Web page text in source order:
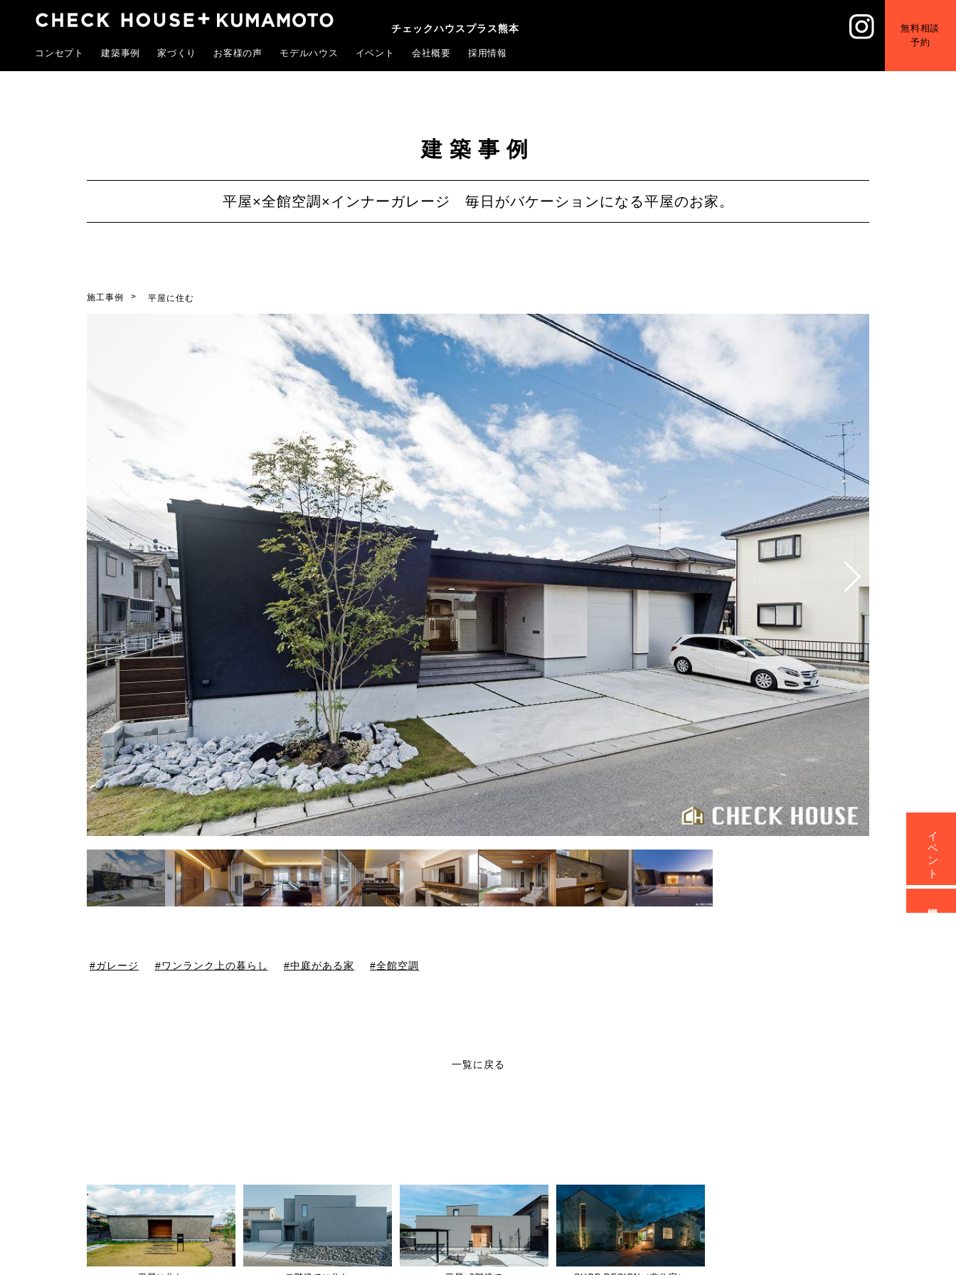
チェックハウスプラス熊本
コンセプト 建築事例 家づくり お客様の声 モデルハウス イベント 会社概要 採用情報
無料相談
予約
建築事例
平屋×全館空調×インナーガレージ 毎日がバケーションになる平屋のお家。
施工事例 平屋に住む
ガレージ ワンランク上の暮らし 中庭がある家 全館空調
一覧に戻る
イベント